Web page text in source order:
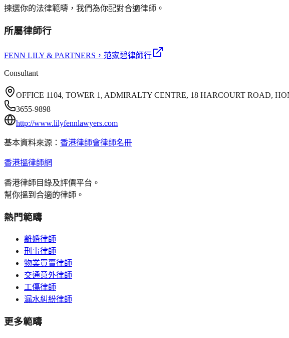
揀選你的法律範疇，我們為你配對合適律師。
所屬律師行
FENN LILY & PARTNERS ，范家碧律師行
Consultant
OFFICE 1104, TOWER 1, ADMIRALTY CENTRE, 18 HARCOURT ROAD,
3655-9898
http://www.lilyfennlawyers.com
基本資料來源： 香港律師會律師名冊
香港搵律師網
香港律師目錄及評價平台。
幫你搵到合適的律師。
熱門範疇
離婚律師
刑事律師
物業買賣律師
交通意外律師
工傷律師
漏水糾紛律師
更多範疇